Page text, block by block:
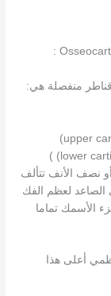
قناطر منفصلة هي:
نصف الأنف تتألف
الصاعد لعظم الفك
الأسمك تماما
أعلى هذا